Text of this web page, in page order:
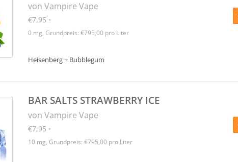
von Vampire Vape
€7,95 *
0 mg, Grundpreis: €795,00 pro Liter
Heisenberg + Bubblegum
BAR SALTS STRAWBERRY ICE
von Vampire Vape
€7,95 *
10 mg, Grundpreis: €795,00 pro Liter